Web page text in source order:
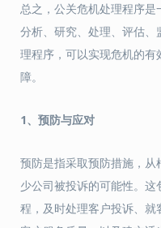
总之，公关危机处理程序是
分析、研究、处理、评估
理程序，可以实现危机的
障。
1、预防与应对
预防是指采取预防措施，
少公司被投诉的可能性。
程，及时处理客户投诉、